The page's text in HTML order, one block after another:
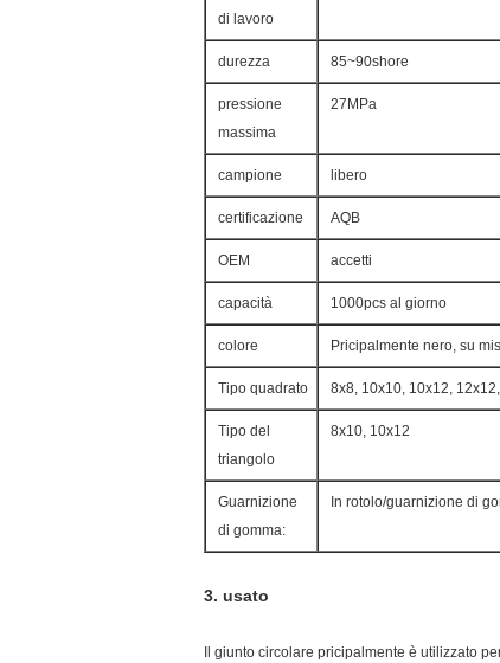
di lavoro
durezza 85~90shore
pressione
massima
27MPa
campione libero
certificazione AQB
OEM accetti
capacità 1000pcs al giorno
colore Pricipalmente nero, su
Tipo quadrato 8x8, 10x10, 10x12, 12x12,
Tipo del
triangolo
8x10, 10x12
Guarnizione
di gomma:
In rotolo/guarnizione di
3. usato
Il giunto circolare pricipalmente è utilizzato